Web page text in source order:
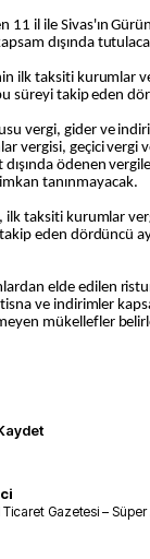
11 il ile Sivas'ın
dışında
ilk taksiti kurumlar
süreyi takip eden
vergi, gider ve
vergisi, geçici vergi
ödenen
tanınmayacak.
ilk taksiti kurumlar
eden dördüncü
elde edilen
ve indirimler
mükellefler
Gazetesi – Süper